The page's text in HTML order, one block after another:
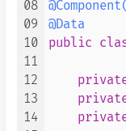
08
09
10
11
12
13
14
@Data
public